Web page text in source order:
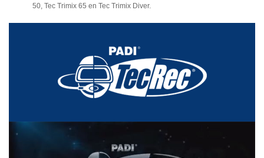
50, Tec Trimix 65 en Tec Trimix Diver.